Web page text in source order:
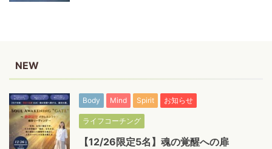
NEW
Body Mind Spirit お知らせ
ライフコーチング
【12/26限定5名】魂の覚醒への扉